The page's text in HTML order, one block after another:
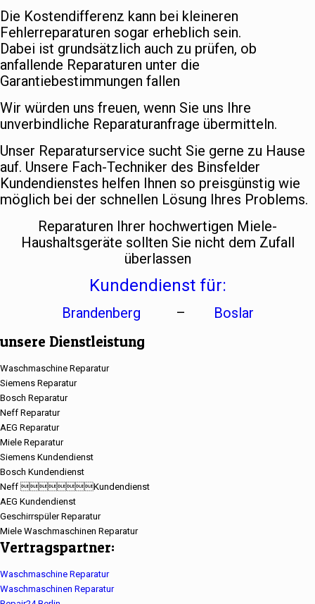
Die Kostendifferenz kann bei kleineren
Fehlerreparaturen sogar erheblich sein.
Dabei ist grundsätzlich auch zu prüfen, ob
anfallende Reparaturen unter die
Garantiebestimmungen fallen
Wir würden uns freuen, wenn Sie uns Ihre
unverbindliche Reparaturanfrage übermitteln.
Unser Reparaturservice sucht Sie gerne zu Hause
auf. Unsere Fach-Techniker des Binsfelder
Kundendienstes helfen Ihnen so preisgünstig wie
möglich bei der schnellen Lösung Ihres Problems.
Reparaturen Ihrer hochwertigen Miele-
Haushaltsgeräte sollten Sie nicht dem Zufall
überlassen
Kundendienst für:
Brandenberg – Boslar
unsere Dienstleistung
Waschmaschine Reparatur
Siemens Reparatur
Bosch Reparatur
Neff Reparatur
AEG Reparatur
Miele Reparatur
Siemens Kundendienst
Bosch Kundendienst
Neff Kundendienst
AEG Kundendienst
Geschirrspüler Reparatur
Miele Waschmaschinen Reparatur
Vertragspartner:
Waschmaschine Reparatur
Waschmaschinen Reparatur